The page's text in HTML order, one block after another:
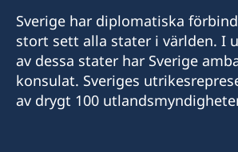
Sverige har diplomatiska
stort sett alla stater i världen. I
av dessa stater har Sverige
konsulat. Sveriges
av drygt 100